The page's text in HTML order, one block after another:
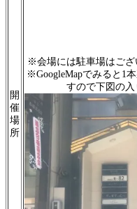
開
催
場
所
※会場には駐車場はござ
※GoogleMapでみると1
すので下図の